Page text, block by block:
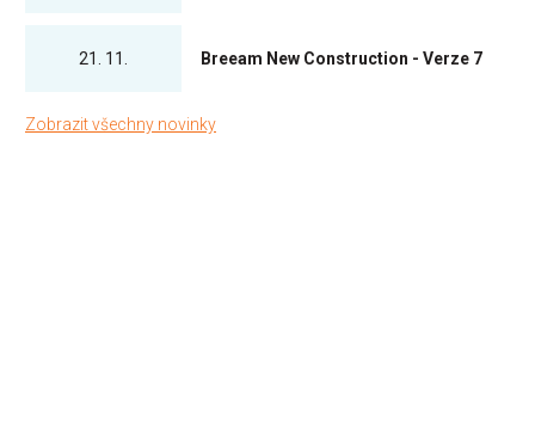
21. 11. Breeam New Construction - Verze 7
Zobrazit všechny novinky